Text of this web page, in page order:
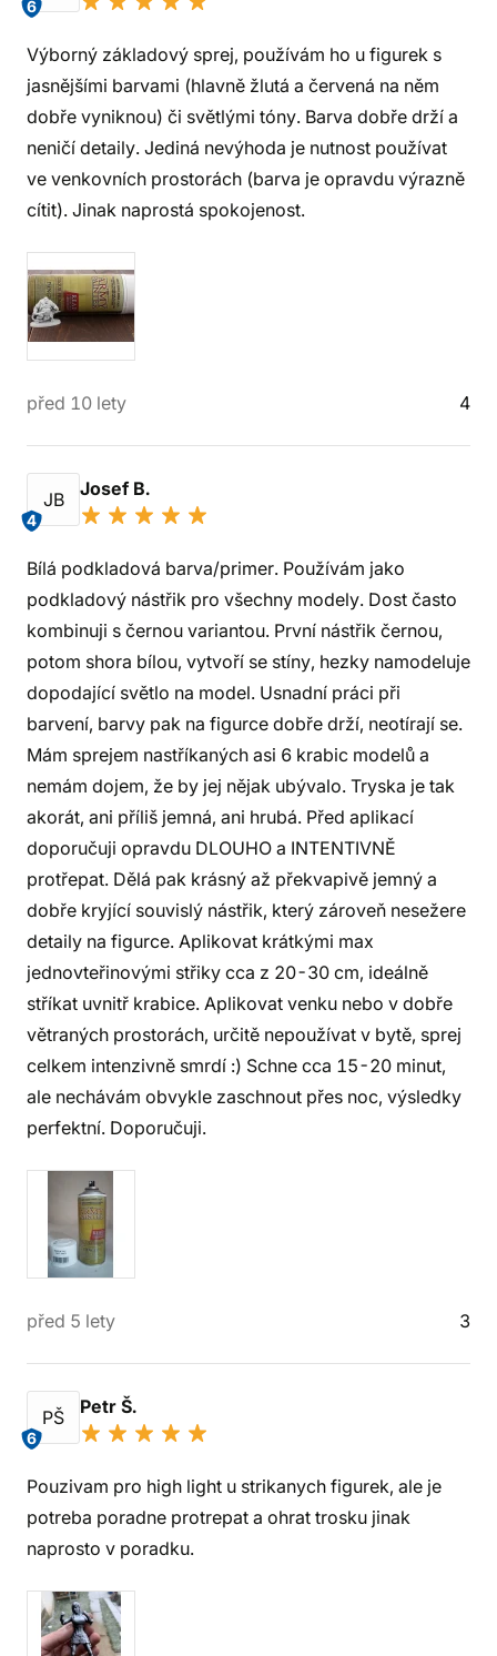
6
Výborný základový sprej, používám ho u figurek s
jasnějšími barvami (hlavně žlutá a červená na něm
dobře vyniknou) či světlými tóny. Barva dobře drží a
neničí detaily. Jediná nevýhoda je nutnost používat
ve venkovních prostorách (barva je opravdu výrazně
cítit). Jinak naprostá spokojenost.
před 10 lety 4
JB
4
Josef B.
Bílá podkladová barva/primer. Používám jako
podkladový nástřik pro všechny modely. Dost často
kombinuji s černou variantou. První nástřik černou,
potom shora bílou, vytvoří se stíny, hezky namodeluje
dopodající světlo na model. Usnadní práci při
barvení, barvy pak na figurce dobře drží, neotírají se.
Mám sprejem nastříkaných asi 6 krabic modelů a
nemám dojem, že by jej nějak ubývalo. Tryska je tak
akorát, ani příliš jemná, ani hrubá. Před aplikací
doporučuji opravdu DLOUHO a INTENTIVNĚ
protřepat. Dělá pak krásný až překvapivě jemný a
dobře kryjící souvislý nástřik, který zároveň nesežere
detaily na figurce. Aplikovat krátkými max
jednovteřinovými střiky cca z 20-30 cm, ideálně
stříkat uvnitř krabice. Aplikovat venku nebo v dobře
větraných prostorách, určitě nepoužívat v bytě, sprej
celkem intenzivně smrdí :) Schne cca 15-20 minut,
ale nechávám obvykle zaschnout přes noc, výsledky
perfektní. Doporučuji.
před 5 lety 3
PŠ
6
Petr Š.
Pouzivam pro high light u strikanych figurek, ale je
potreba poradne protrepat a ohrat trosku jinak
naprosto v poradku.